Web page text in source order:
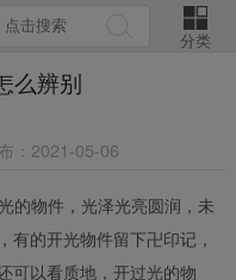
分类
么辨别
：2021-05-06
的物件，光泽光亮圆润，未
有的开光物件留下卍印记，
可以看质地，开过光的物